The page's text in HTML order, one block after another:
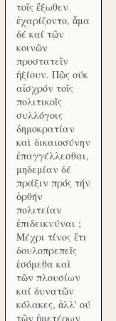
τοῖς ἔξωθεν
ἐχαρίζοντο, ἅμα
δέ καί τῶν
κοινῶν
προστατεῖν
ἠξίουν. Πῶς ούκ
αἰσχρόν τοῖς
πολιτικοῖς
συλλόγοις
δημοκρατίαν
καὶ δικαιοσύνην
ἐπαγγέλλεσθαι,
μηδεμίαν δέ
πράξιν πρός τήν
ὀρθήν
πολιτείαν
ἐπιδεικνύναι ;
Μέχρι τίνος ἔτι
δουλοπρεπεῖς
ἐσόμεθα καὶ
τῶν πλουσίων
καί δυνατῶν
κόλακες, ἀλλ' ού
τῶν ἡμετέρων